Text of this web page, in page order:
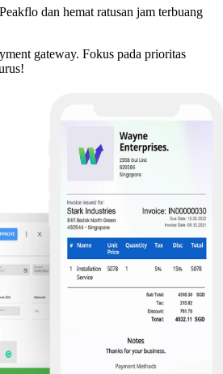
dan hemat ratusan jam terbuang
gateway. Fokus pada prioritas